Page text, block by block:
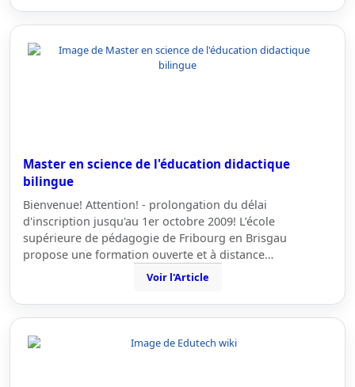
Master en science de l'éducation didactique
bilingue
Bienvenue! Attention! - prolongation du délai
d'inscription jusqu'au 1er octobre 2009! L’école
supérieure de pédagogie de Fribourg en Brisgau
propose une formation ouverte et à distance…
Voir l'Article